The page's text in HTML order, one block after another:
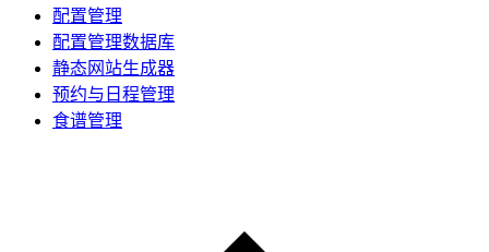
配置管理
配置管理数据库
静态网站生成器
预约与日程管理
食谱管理